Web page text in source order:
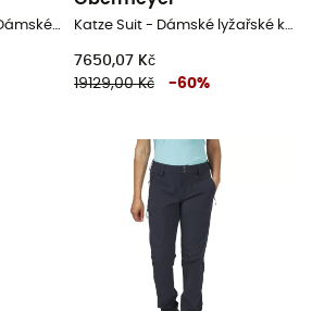
Carpenter Denim W - Dámské kalhoty Katze Suit - Dámské lyžařské kalhoty
7650,07 Kč
19129,00 Kč
-60%